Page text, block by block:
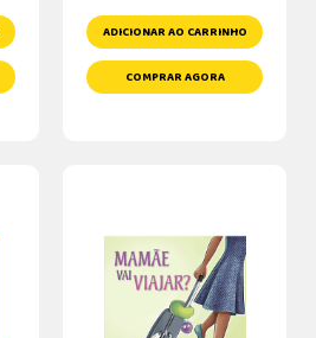
ADICIONAR AO CARRINHO
COMPRAR AGORA